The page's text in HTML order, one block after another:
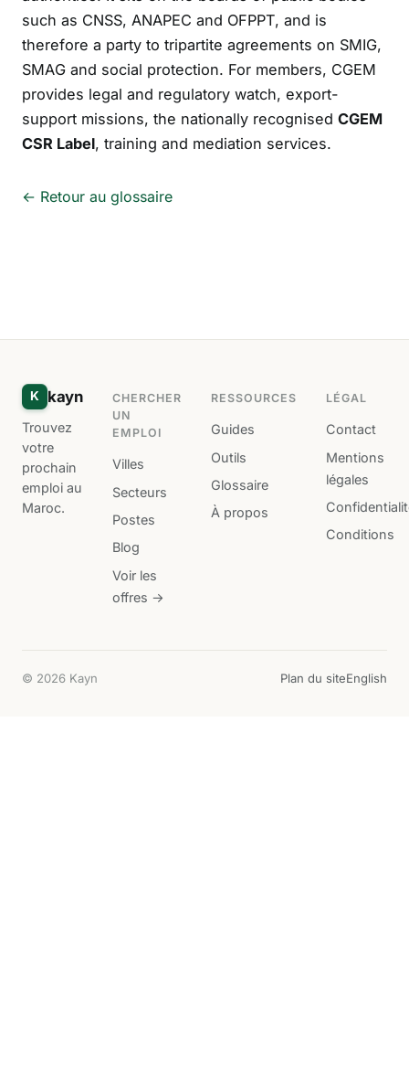
such as CNSS, ANAPEC and OFPPT, and is
therefore a party to tripartite agreements on SMIG,
SMAG and social protection. For members, CGEM
provides legal and regulatory watch, export-
support missions, the nationally recognised CGEM
CSR Label, training and mediation services.
← Retour au glossaire
K kayn
Trouvez
votre
prochain
emploi au
Maroc.
CHERCHER
UN
EMPLOI
Villes
Secteurs
Postes
Blog
Voir les
offres →
RESSOURCES
Guides
Outils
Glossaire
À propos
LÉGAL
Contact
Mentions
légales
Conditions
© 2026 Kayn Plan du siteEnglish